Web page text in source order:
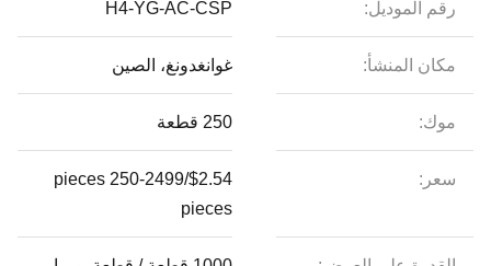
رقم الموديل: H4-YG-AC-CSP
مكان المنشأ: غوانغدونغ، الصين
موك: 250 قطعة
سعر:
$2.54/pieces 250-2499
pieces